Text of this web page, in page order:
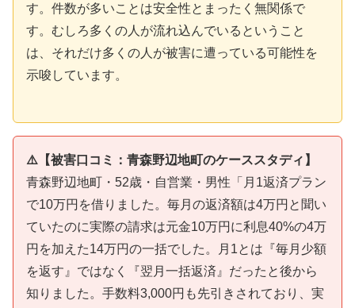
す。件数が多いことは安全性とまったく無関係で
す。むしろ多くの人が流れ込んでいるということ
は、それだけ多くの人が被害に遭っている可能性を
示唆しています。
⚠️【被害口コミ：青森野辺地町のケーススタディ】
青森野辺地町・52歳・自営業・男性「月1返済プラン
で10万円を借りました。毎月の返済額は4万円と聞い
ていたのに実際の請求は元金10万円に利息40%の4万
円を加えた14万円の一括でした。月1とは『毎月少額
を返す』ではなく『翌月一括返済』だったと後から
知りました。手数料3,000円も先引きされており、実